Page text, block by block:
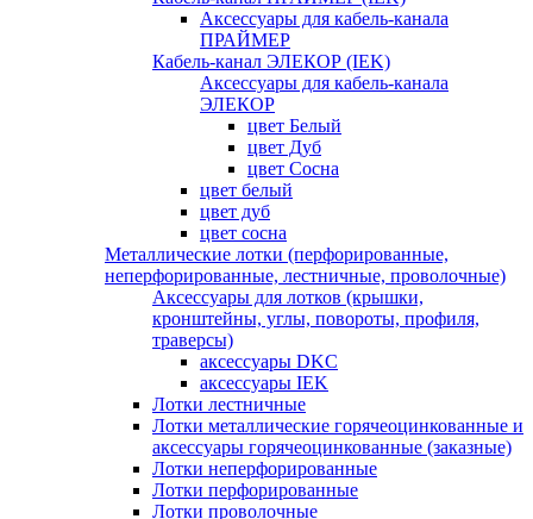
Аксессуары для кабель-канала
ПРАЙМЕР
Кабель-канал ЭЛЕКОР (IEK)
Аксессуары для кабель-канала
ЭЛЕКОР
цвет Белый
цвет Дуб
цвет Сосна
цвет белый
цвет дуб
цвет сосна
Металлические лотки (перфорированные,
неперфорированные, лестничные, проволочные)
Аксессуары для лотков (крышки,
кронштейны, углы, повороты, профиля,
траверсы)
аксессуары DKC
аксессуары IEK
Лотки лестничные
Лотки металлические горячеоцинкованные и
аксессуары горячеоцинкованные (заказные)
Лотки неперфорированные
Лотки перфорированные
Лотки проволочные